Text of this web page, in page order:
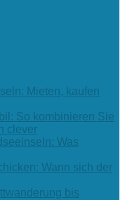
Mieten, kaufen
So kombinieren Sie
clever
Was
Wann sich der
bis